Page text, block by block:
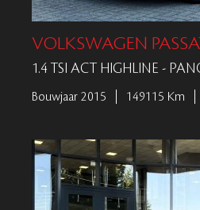
VOLKSWAGEN
1.4 TSI ACT HIGHLINE -
Bouwjaar 2015 149115 Km